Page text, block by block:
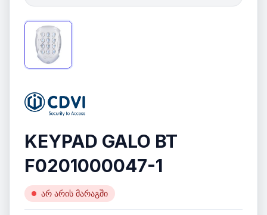
KEYPAD GALO BT
F0201000047-1
არ არის მარაგში